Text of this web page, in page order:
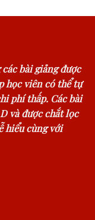
bài giảng được
học viên có thể tự
phí thấp. Các bài
và được chắt lọc
hiểu cùng với